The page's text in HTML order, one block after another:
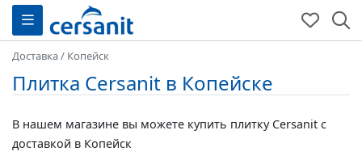
Доставка/ Копейск
Плитка Cersanit в Копейске
В нашем магазине вы можете купить плитку Cersanit с
доставкой в Копейск